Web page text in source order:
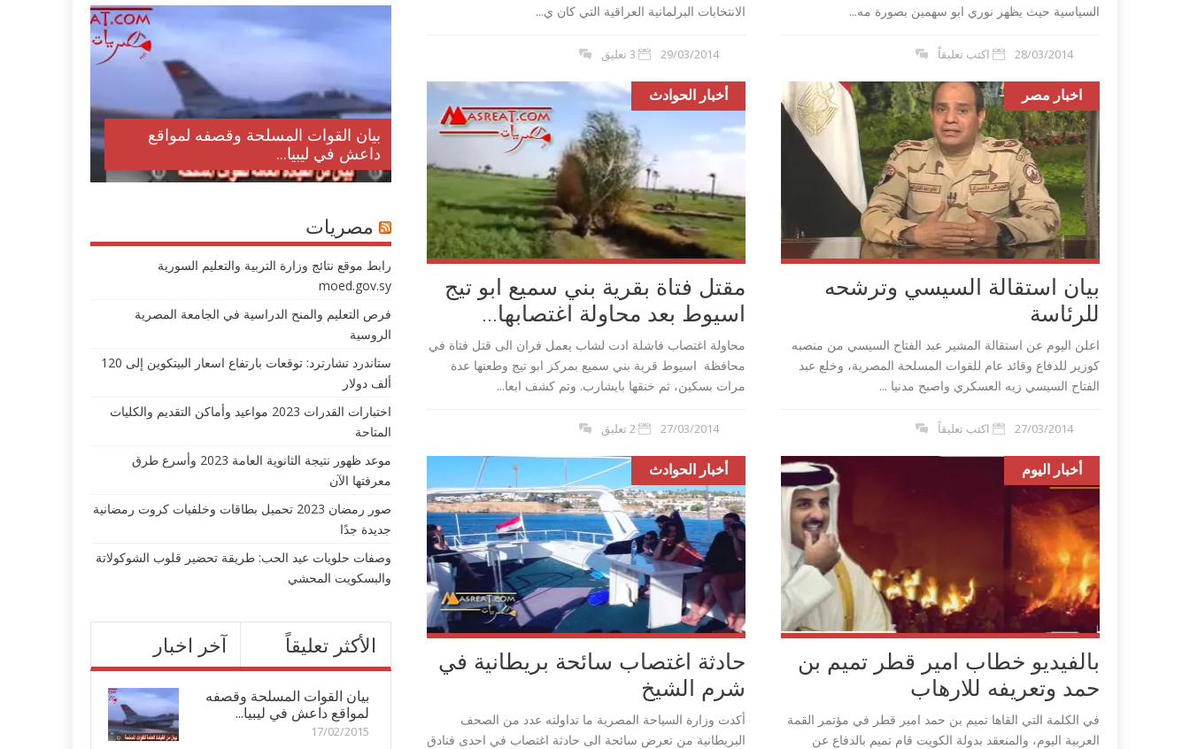
الانتخابات البرلمانية العراقية التي كان ي...
29/03/2014 3 تعليق
السياسية حيث يظهر نوري ابو سهمين بصورة مه...
28/03/2014 اكتب تعليقاً
أخبار الحوادث
مقتل فتاة بقرية بني سميع ابو تيج
اسيوط بعد محاولة اغتصابها...
محاولة اغتصاب فاشلة ادت لشاب يعمل فران الى قتل فتاة في
محافظة اسيوط قرية بني سميع بمركز ابو تيج وطعنها عدة
مرات بسكين، ثم خنقها بايشارب. وتم كشف ابعا...
27/03/2014 2 تعليق
اخبار مصر
بيان استقالة السيسي وترشحه
للرئاسة
اعلن اليوم عن استقالة المشير عبد الفتاح السيسي من منصبه
كوزير للدفاع وقائد عام للقوات المسلحة المصرية، وخلع عبد
الفتاح السيسي زيه العسكري واصبح مدنيا ...
27/03/2014 اكتب تعليقاً
أخبار الحوادث
حادثة اغتصاب سائحة بريطانية في
شرم الشيخ
أكدت وزارة السياحة المصرية ما تداولته عدد من الصحف
البريطانية من تعرض سائحة الى حادثة اغتصاب في احدى فنادق
أخبار اليوم
بالفيديو خطاب امير قطر تميم بن
حمد وتعريفه للارهاب
في الكلمة التي القاها تميم بن حمد امير قطر في مؤتمر القمة
العربية اليوم، والمنعقد بدولة الكويت قام تميم بالدفاع عن
بيان القوات المسلحة وقصفه لمواقع
داعش في ليبيا...
بيان السيسي :توعد بالقصاص لمقتل 21
مصري في ليبيا...
داعش ليبيا تعلن اعدام 21 مسيحي
مصري في طرابلس...
تندد بمذبحة شارلي
مصريات
رابط موقع نتائج وزارة التربية والتعليم السورية
moed.gov.sy
فرص التعليم والمنح الدراسية في الجامعة المصرية
الروسية
ستاندرد تشارترد: توقعات بارتفاع اسعار البيتكوين إلى 120
ألف دولار
اختبارات القدرات 2023 مواعيد وأماكن التقديم والكليات
المتاحة
موعد ظهور نتيجة الثانوية العامة 2023 وأسرع طرق
معرفتها الآن
صور رمضان 2023 تحميل بطاقات وخلفيات كروت رمضانية
جديدة جدًا
وصفات حلويات عيد الحب: طريقة تحضير قلوب الشوكولاتة
والبسكويت المحشي
آخر اخبار الأكثر تعليقاً
بيان القوات المسلحة وقصفه
لمواقع داعش في ليبيا...
17/02/2015